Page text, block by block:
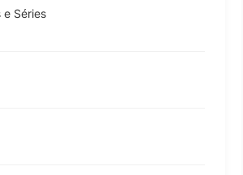
e Séries